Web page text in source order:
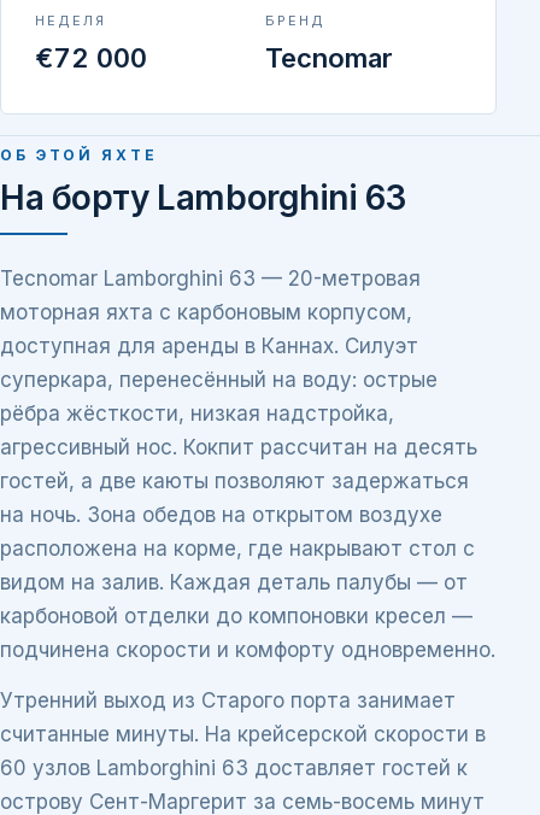
НЕДЕЛЯ
€72 000
БРЕНД
Tecnomar
ОБ ЭТОЙ ЯХТЕ
На борту Lamborghini 63
Tecnomar Lamborghini 63 — 20-метровая
моторная яхта с карбоновым корпусом,
доступная для аренды в Каннах. Силуэт
суперкара, перенесённый на воду: острые
рёбра жёсткости, низкая надстройка,
агрессивный нос. Кокпит рассчитан на десять
гостей, а две каюты позволяют задержаться
на ночь. Зона обедов на открытом воздухе
расположена на корме, где накрывают стол с
видом на залив. Каждая деталь палубы — от
карбоновой отделки до компоновки кресел —
подчинена скорости и комфорту одновременно.
Утренний выход из Старого порта занимает
считанные минуты. На крейсерской скорости в
60 узлов Lamborghini 63 доставляет гостей к
острову Сент-Маргерит за семь-восемь минут